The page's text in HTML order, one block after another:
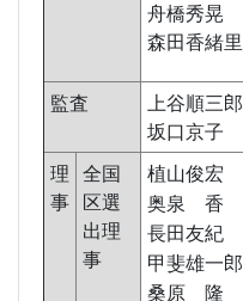
舟橋秀晃
森田香緒里
監査
上谷順三郎
坂口京子
理
事
全国
区選
出理
事
植山俊宏
奥泉 香
長田友紀
甲斐雄一郎
桑原 隆